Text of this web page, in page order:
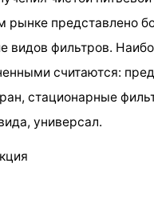
рынке представлено
видов фильтров.
считаются:
стационарные
универсал.